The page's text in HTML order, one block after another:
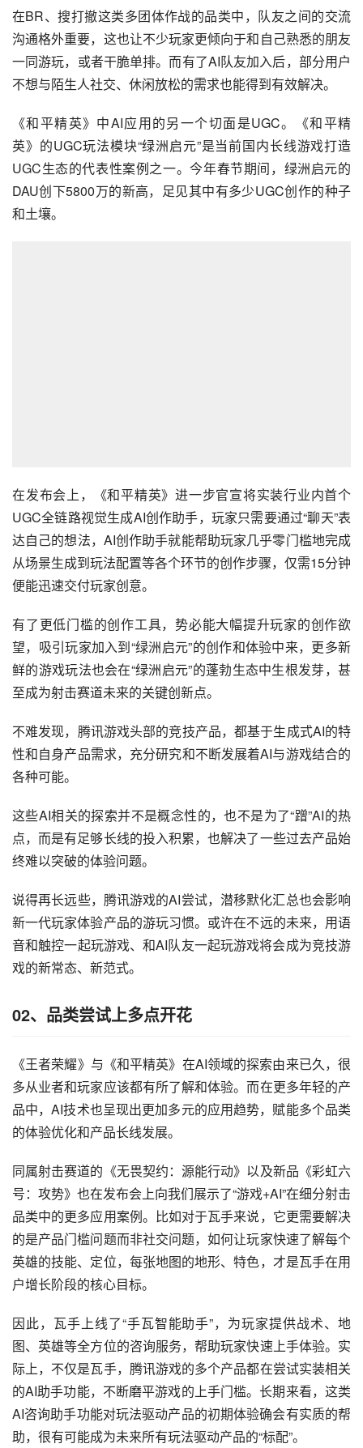
在BR、搜打撤这类多团体作战的品类中，队友之间的交流
沟通格外重要，这也让不少玩家更倾向于和自己熟悉的朋友
一同游玩，或者干脆单排。而有了AI队友加入后，部分用户
不想与陌生人社交、休闲放松的需求也能得到有效解决。
《和平精英》中AI应用的另一个切面是UGC。《和平精
英》的UGC玩法模块“绿洲启元”是当前国内长线游戏打造
UGC生态的代表性案例之一。今年春节期间，绿洲启元的
DAU创下5800万的新高，足见其中有多少UGC创作的种子
和土壤。
在发布会上，《和平精英》进一步官宣将实装行业内首个
UGC全链路视觉生成AI创作助手，玩家只需要通过“聊天”表
达自己的想法，AI创作助手就能帮助玩家几乎零门槛地完成
从场景生成到玩法配置等各个环节的创作步骤，仅需15分钟
便能迅速交付玩家创意。
有了更低门槛的创作工具，势必能大幅提升玩家的创作欲
望，吸引玩家加入到“绿洲启元”的创作和体验中来，更多新
鲜的游戏玩法也会在“绿洲启元”的蓬勃生态中生根发芽，甚
至成为射击赛道未来的关键创新点。
不难发现，腾讯游戏头部的竞技产品，都基于生成式AI的特
性和自身产品需求，充分研究和不断发展着AI与游戏结合的
各种可能。
这些AI相关的探索并不是概念性的，也不是为了“蹭”AI的热
点，而是有足够长线的投入积累，也解决了一些过去产品始
终难以突破的体验问题。
说得再长远些，腾讯游戏的AI尝试，潜移默化汇总也会影响
新一代玩家体验产品的游玩习惯。或许在不远的未来，用语
音和触控一起玩游戏、和AI队友一起玩游戏将会成为竞技游
戏的新常态、新范式。
02、品类尝试上多点开花
《王者荣耀》与《和平精英》在AI领域的探索由来已久，很
多从业者和玩家应该都有所了解和体验。而在更多年轻的产
品中，AI技术也呈现出更加多元的应用趋势，赋能多个品类
的体验优化和产品长线发展。
同属射击赛道的《无畏契约：源能行动》以及新品《彩虹六
号：攻势》也在发布会上向我们展示了“游戏+AI”在细分射击
品类中的更多应用案例。比如对于瓦手来说，它更需要解决
的是产品门槛问题而非社交问题，如何让玩家快速了解每个
英雄的技能、定位，每张地图的地形、特色，才是瓦手在用
户增长阶段的核心目标。
因此，瓦手上线了“手瓦智能助手”，为玩家提供战术、地
图、英雄等全方位的咨询服务，帮助玩家快速上手体验。实
际上，不仅是瓦手，腾讯游戏的多个产品都在尝试实装相关
的AI助手功能，不断磨平游戏的上手门槛。长期来看，这类
AI咨询助手功能对玩法驱动产品的初期体验确会有实质的帮
助，很有可能成为未来所有玩法驱动产品的“标配”。